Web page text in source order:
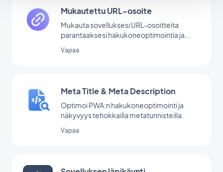
Mukautettu URL-osoite
Mukauta sovelluksesi URL-osoitteita
parantaaksesi hakukoneoptimointia ja
jaettavia.
Vapaa
Meta Title & Meta Description
Optimoi PWA:n hakukoneoptimointi ja
näkyvyys tehokkailla metatunnisteilla.
Vapaa